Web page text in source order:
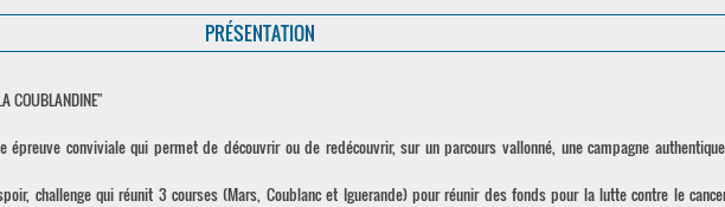
PRÉSENTATION
COUBLANDINE"
épreuve conviviale qui permet de découvrir ou de redécouvrir, sur un parcours vallonné, une campagne
challenge qui réunit 3 courses (Mars, Coublanc et Iguerande) pour réunir des fonds pour la lutte contre le